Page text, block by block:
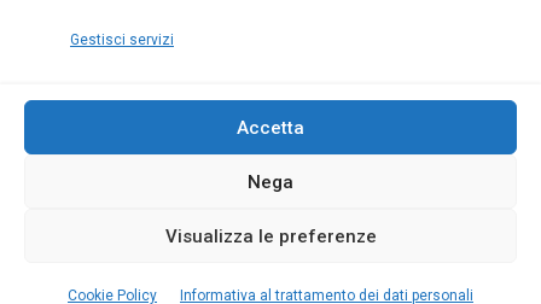
Gestisci servizi
Accetta
Nega
Visualizza le preferenze
Cookie Policy Informativa al trattamento dei dati personali
Copyright Blumatica
MENU